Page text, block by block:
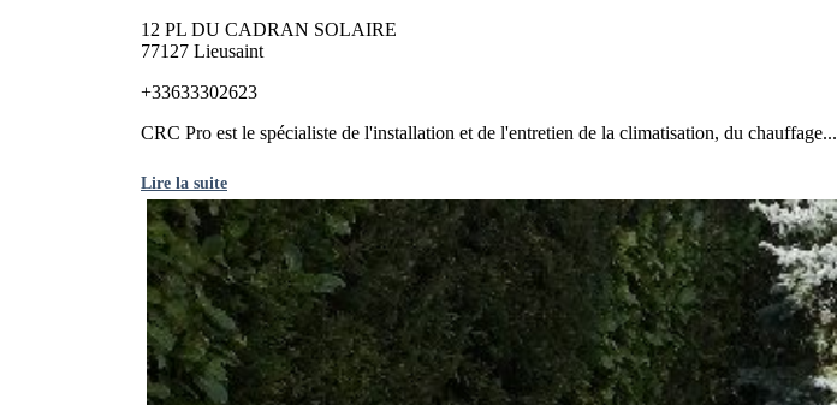
12 PL DU CADRAN SOLAIRE
77127 Lieusaint
+33633302623
CRC Pro est le spécialiste de l'installation et de l'entretien de la climatisation, du chauffage...
Lire la suite